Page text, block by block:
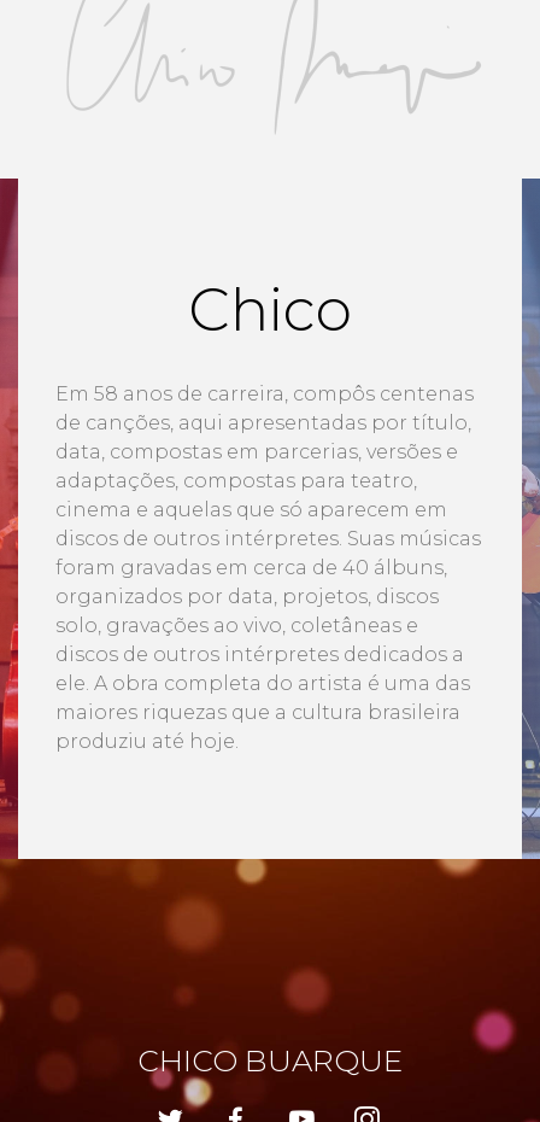
Chico
Em 58 anos de carreira, compôs centenas
de canções, aqui apresentadas por título,
data, compostas em parcerias, versões e
adaptações, compostas para teatro,
cinema e aquelas que só aparecem em
discos de outros intérpretes. Suas músicas
foram gravadas em cerca de 40 álbuns,
organizados por data, projetos, discos
solo, gravações ao vivo, coletâneas e
discos de outros intérpretes dedicados a
ele. A obra completa do artista é uma das
maiores riquezas que a cultura brasileira
produziu até hoje.
CHICO BUARQUE